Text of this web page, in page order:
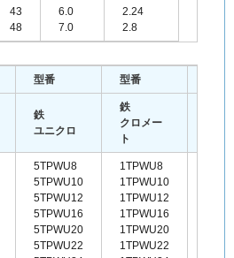
43
48
6.0
7.0
2.24
2.8
型番 型番
鉄
ユニクロ
鉄
クロメー
ト
5TPWU8
5TPWU10
5TPWU12
5TPWU16
5TPWU20
5TPWU22
1TPWU8
1TPWU10
1TPWU12
1TPWU16
1TPWU20
1TPWU22